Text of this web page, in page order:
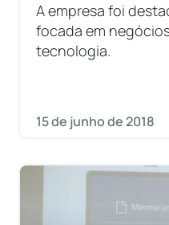
A empresa foi
focada em
tecnologia.
15 de junho de 2018